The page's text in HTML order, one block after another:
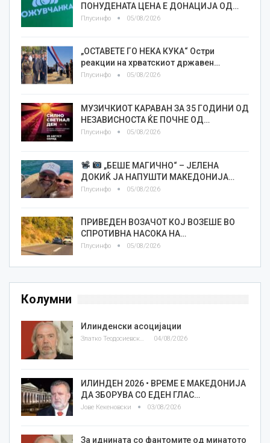
ПОНУДЕНАТА ЦЕНА Е ДОНАЦИЈА ОД…
Плусинфо 05/08/2026
„ОСТАВЕТЕ ГО НЕКА КУКА“ Остри
реакции на хрватскиот државен…
Плусинфо 05/08/2026
МУЗИЧКИОТ КАРАВАН ЗА 35 ГОДИНИ ОД
НЕЗАВИСНОСТА ЌЕ ПОЧНЕ ОД…
Плусинфо 05/08/2026
„БЕШЕ МАГИЧНО“ – ЈЕЛЕНА
ДОКИЌ ЈА НАПУШТИ МАКЕДОНИЈА…
Плусинфо 05/08/2026
ПРИВЕДЕН ВОЗАЧОТ КОЈ ВОЗЕШЕ ВО
СПРОТИВНА НАСОКА НА…
Плусинфо 05/08/2026
Колумни
Илинденски асоцијации
Златко Теодосиевски 04/08/2026
ИЛИНДЕН 2026 • ВРЕМЕ Е МАКЕДОНИЈА
ДА ЗБОРУВА СО ЕДЕН ГЛАС…
Јове Кекеновски 03/08/2026
За иднината со фантомите од минатото